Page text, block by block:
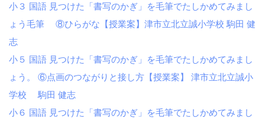
小３ 国語 見つけた「書写のかぎ」を毛筆でたしかめてみまし
ょう毛筆 ⑧ひらがな【授業案】津市立北立誠小学校 駒田 健
志
小５ 国語 見つけた「書写のかぎ」を毛筆でたしかめてみまし
ょう。 ⑥点画のつながりと接し方【授業案】 津市立北立誠小
学校 駒田 健志
小６ 国語 見つけた「書写のかぎ」を毛筆でたしかめてみまし